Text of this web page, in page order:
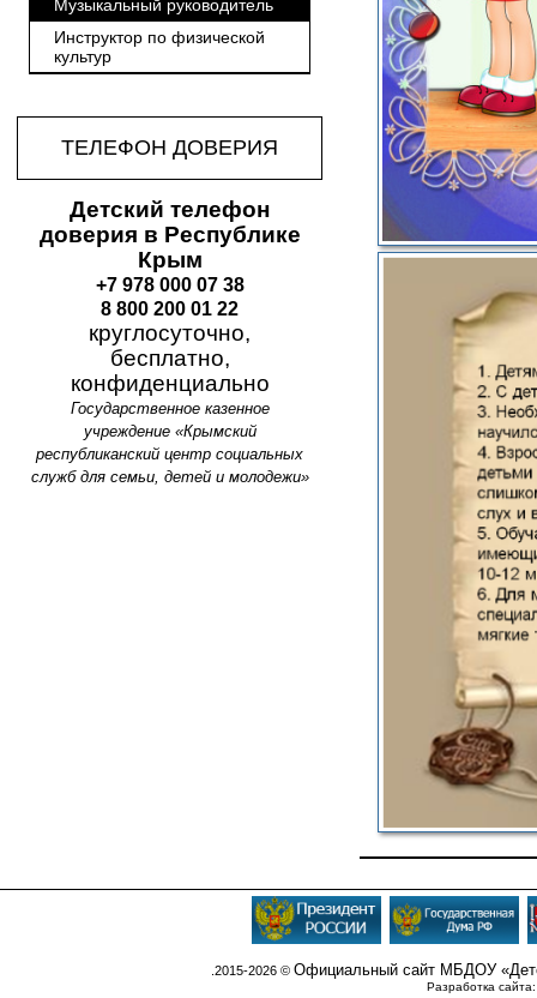
Музыкальный руководитель
Инструктор по физической
культур
ТЕЛЕФОН ДОВЕРИЯ
Детский телефон
доверия в Республике
Крым
+7 978 000 07 38
8 800 200 01 22
круглосуточно,
бесплатно,
конфиденциально
Государственное казенное
учреждение «Крымский
республиканский центр социальных
служб для семьи, детей и молодежи»
.2015-2026 © Официальный сайт МБДОУ
Разработка